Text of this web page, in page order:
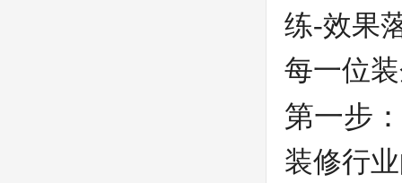
练-效果
每一位
第一步
装修行